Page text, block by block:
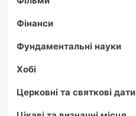
Фінанси
Фундаментальні науки
Хобі
Церковні та святкові дати